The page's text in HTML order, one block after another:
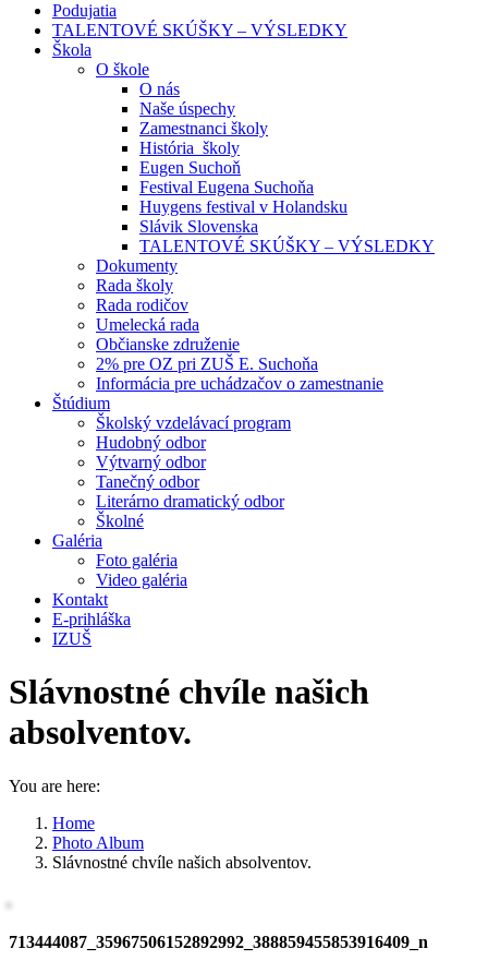
Podujatia
TALENTOVÉ SKÚŠKY – VÝSLEDKY
Škola
O škole
O nás
Naše úspechy
Zamestnanci školy
História školy
Eugen Suchoň
Festival Eugena Suchoňa
Huygens festival v Holandsku
Slávik Slovenska
TALENTOVÉ SKÚŠKY – VÝSLEDKY
Dokumenty
Rada školy
Rada rodičov
Umelecká rada
Občianske združenie
2% pre OZ pri ZUŠ E. Suchoňa
Informácia pre uchádzačov o zamestnanie
Štúdium
Školský vzdelávací program
Hudobný odbor
Výtvarný odbor
Tanečný odbor
Literárno dramatický odbor
Školné
Galéria
Foto galéria
Video galéria
Kontakt
E-prihláška
IZUŠ
Slávnostné chvíle našich
absolventov.
You are here:
Home
Photo Album
Slávnostné chvíle našich absolventov.
713444087_35967506152892992_388859455853916409_n